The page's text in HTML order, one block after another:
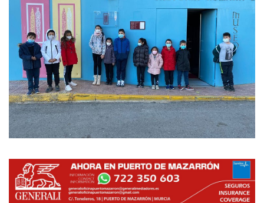
Empresas
Mapa de Mazarrón
Vídeos
Galerías
Contacto
Empresas